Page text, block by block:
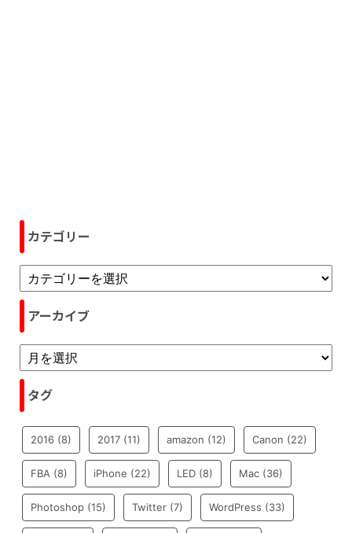
カテゴリー
アーカイブ
タグ
2016 (8) 2017 (11) amazon (12) Canon (22)
FBA (8) iPhone (22) LED (8) Mac (36)
Photoshop (15) Twitter (7) WordPress (33)